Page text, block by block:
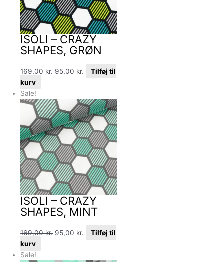
ISOLI – CRAZY
SHAPES, GRØN
169,00kr. 95,00 kr.
Tilføj til
kurv
Sale!
ISOLI – CRAZY
SHAPES, MINT
169,00kr. 95,00 kr.
Tilføj til
kurv
Sale!